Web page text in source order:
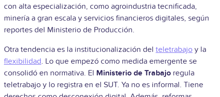
con alta especialización, como agroindustria tecnificada,
minería a gran escala y servicios financieros digitales, según
reportes del Ministerio de Producción.
Otra tendencia es la institucionalización del teletrabajo y la
flexibilidad. Lo que empezó como medida emergente se
consolidó en normativa. El Ministerio de Trabajo regula
teletrabajo y lo registra en el SUT. Ya no es informal. Tiene